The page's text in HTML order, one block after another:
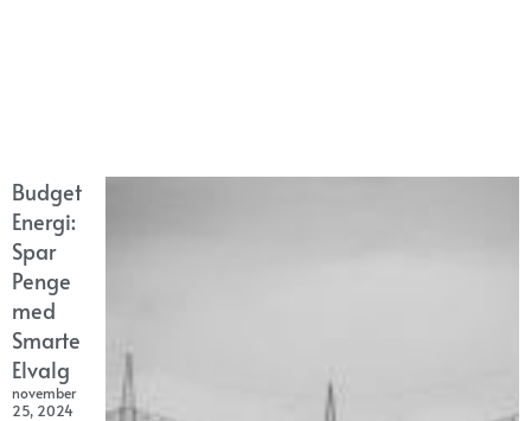
Budget
Energi:
Spar
Penge
med
Smarte
Elvalg
november
25, 2024